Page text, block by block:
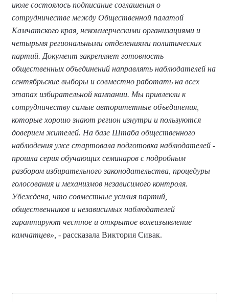
июле состоялось подписание соглашения о
сотрудничестве между Общественной палатой
Камчатского края, некоммерческими организациями и
четырьмя региональными отделениями политических
партий. Документ закрепляет готовность
общественных объединений направлять наблюдателей на
сентябрьские выборы и совместно работать на всех
этапах избирательной кампании. Мы привлекли к
сотрудничеству самые авторитетные объединения,
которые хорошо знают регион изнутри и пользуются
доверием жителей. На базе Штаба общественного
наблюдения уже стартовала подготовка наблюдателей -
прошла серия обучающих семинаров с подробным
разбором избирательного законодательства, процедуры
голосования и механизмов независимого контроля.
Убеждена, что совместные усилия партий,
общественников и независимых наблюдателей
гарантируют честное и открытое волеизъявление
камчатцев», - рассказала Виктория Сивак.